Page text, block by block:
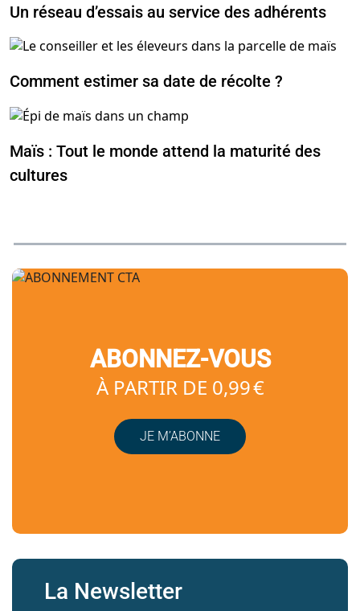
Un réseau d’essais au service des adhérents
Comment estimer sa date de récolte ?
Maïs : Tout le monde attend la maturité des
cultures
ABONNEZ-VOUS
À PARTIR DE 0,99 €
JE M’ABONNE
La Newsletter